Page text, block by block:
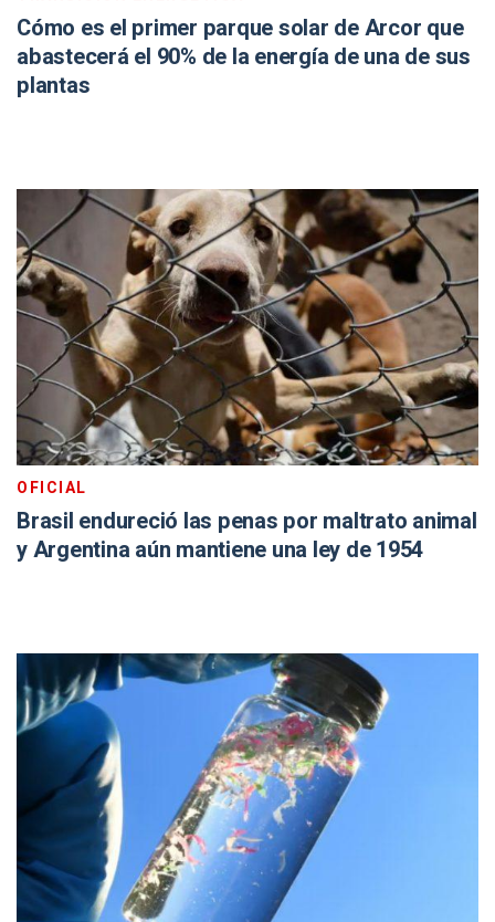
Cómo es el primer parque solar de Arcor que
abastecerá el 90% de la energía de una de sus
plantas
OFICIAL
Brasil endureció las penas por maltrato animal
y Argentina aún mantiene una ley de 1954